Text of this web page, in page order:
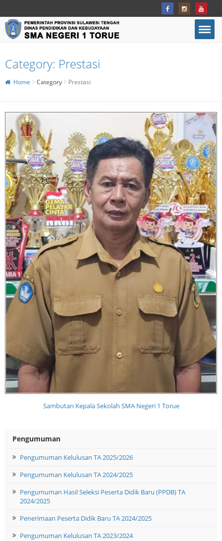
Category: Prestasi
Home Category Prestasi
Sambutan Kepala Sekolah SMA Negeri 1 Torue
Pengumuman
Pengumuman Kelulusan TA 2025/2026
Pengumuman Kelulusan TA 2024/2025
Pengumuman Hasil Seleksi Peserta Didik Baru (PPDB) TA
2024/2025
Penerimaan Peserta Didik Baru TA 2024/2025
Pengumuman Kelulusan TA 2023/2024